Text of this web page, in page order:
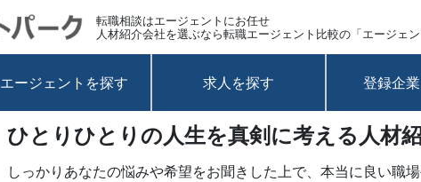
転職相談はエージェントにお任せ
人材紹介会社を選ぶなら転職エージェント比較の「エージェン
エージェントを探す 求人を探す 登録企
ひとりひとりの人生を真剣に考える人材
しっかりあなたの悩みや希望をお聞きした上で、本当に良い職